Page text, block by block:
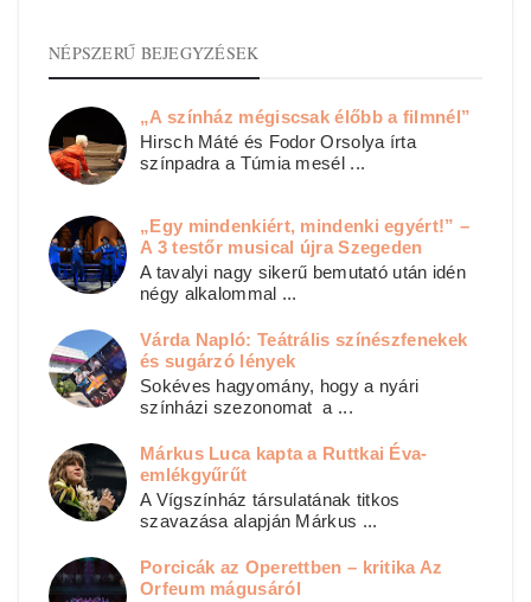
NÉPSZERŰ BEJEGYZÉSEK
„A színház mégiscsak élőbb a filmnél”
Hirsch Máté és Fodor Orsolya írta
színpadra a Túmia mesél ...
„Egy mindenkiért, mindenki egyért!” –
A 3 testőr musical újra Szegeden
A tavalyi nagy sikerű bemutató után idén
négy alkalommal ...
Várda Napló: Teátrális színészfenekek
és sugárzó lények
Sokéves hagyomány, hogy a nyári
színházi szezonomat a ...
Márkus Luca kapta a Ruttkai Éva-
emlékgyűrűt
A Vígszínház társulatának titkos
szavazása alapján Márkus ...
Porcicák az Operettben – kritika Az
Orfeum mágusáról